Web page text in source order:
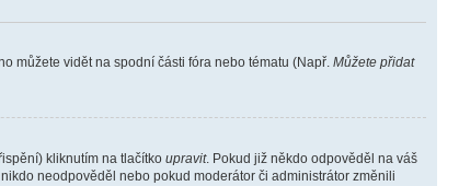
můžete vidět na spodní části fóra nebo tématu (Např. Můžete přidat
kliknutím na tlačítko upravit. Pokud již někdo odpověděl na váš
neodpověděl nebo pokud moderátor či administrátor změnili